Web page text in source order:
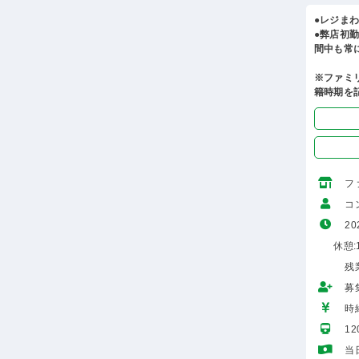
●レジま
●弊店初
間中も常
※ファミ
籍時期を
フ
コ
休憩
残
募
時
当